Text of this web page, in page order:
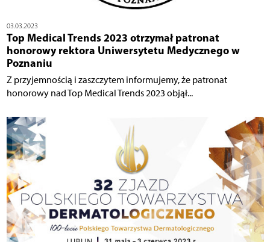
03.03.2023
Top Medical Trends 2023 otrzymał patronat
honorowy rektora Uniwersytetu Medycznego w
Poznaniu
Z przyjemnością i zaszczytem informujemy, że patronat
honorowy nad Top Medical Trends 2023 objął...